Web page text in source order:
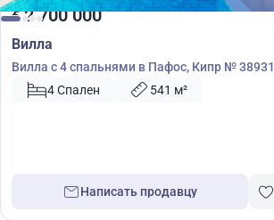
€2 700 000
Вилла
Вилла с 4 спальнями в Пафос, Кипр № 38931
4 Спален
541 м²
Написать продавцу